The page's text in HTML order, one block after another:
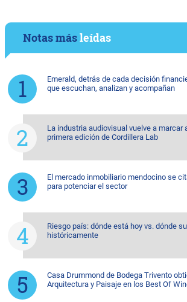
Notas másleídas
Emerald, detrás de cada decisión
que escuchan, analizan y acompañan
La industria audiovisual vuelve a marcar
primera edición de Cordillera Lab
El mercado inmobiliario mendocino se
para potenciar el sector
Riesgo país: dónde está hoy vs. dónde
históricamente
Casa Drummond de Bodega Trivento
Arquitectura y Paisaje en los Best Of